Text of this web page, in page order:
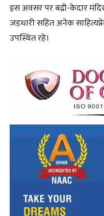
इस अवसर पर बद्री-केदार
जड़धारी सहित अनेक
उपस्थित रहे।